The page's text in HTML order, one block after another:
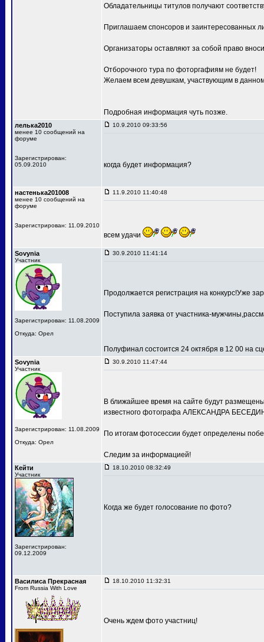
Обладательницы титулов получают
Приглашаем спонсоров и заинтересованных
Организаторы оставляют за собой право
Отборочного тура по фоторгафиям не будет!
Желаем всем девушкам, участвующим в данном
Подробная информация чуть позже.
лелька2010
менее 10 сообщений на
форуме
Зарегистрирован:
05.09.2010
10.9.2010 09:33:56
когда будет информация?
настенька201008
менее 10 сообщений на
форуме
Зарегистрирован: 11.09.2010
11.9.2010 11:40:48
всем удачи
Sovynia
Участник
Зарегистрирован: 11.08.2009
Откуда: Орел
30.9.2010 11:41:14
Продолжается регистрация на конкурс!Уже
Поступила заявка от участника-
Полуфинал состоится 24 октября в 12 00 на
Sovynia
Участник
Зарегистрирован: 11.08.2009
Откуда: Орел
30.9.2010 11:47:44
В ближайшее время на сайте будут
известного фотографа АЛЕКСАНДРА
По итогам фотосессии будет определены
Следим за информацией!
Кейти
Участник
Зарегистрирован:
09.12.2009
18.10.2010 08:32:49
Когда же будет голосование по фото?
Василиса Прекрасная
From Russia With Love
18.10.2010 11:32:31
Очень ждем фото участниц!